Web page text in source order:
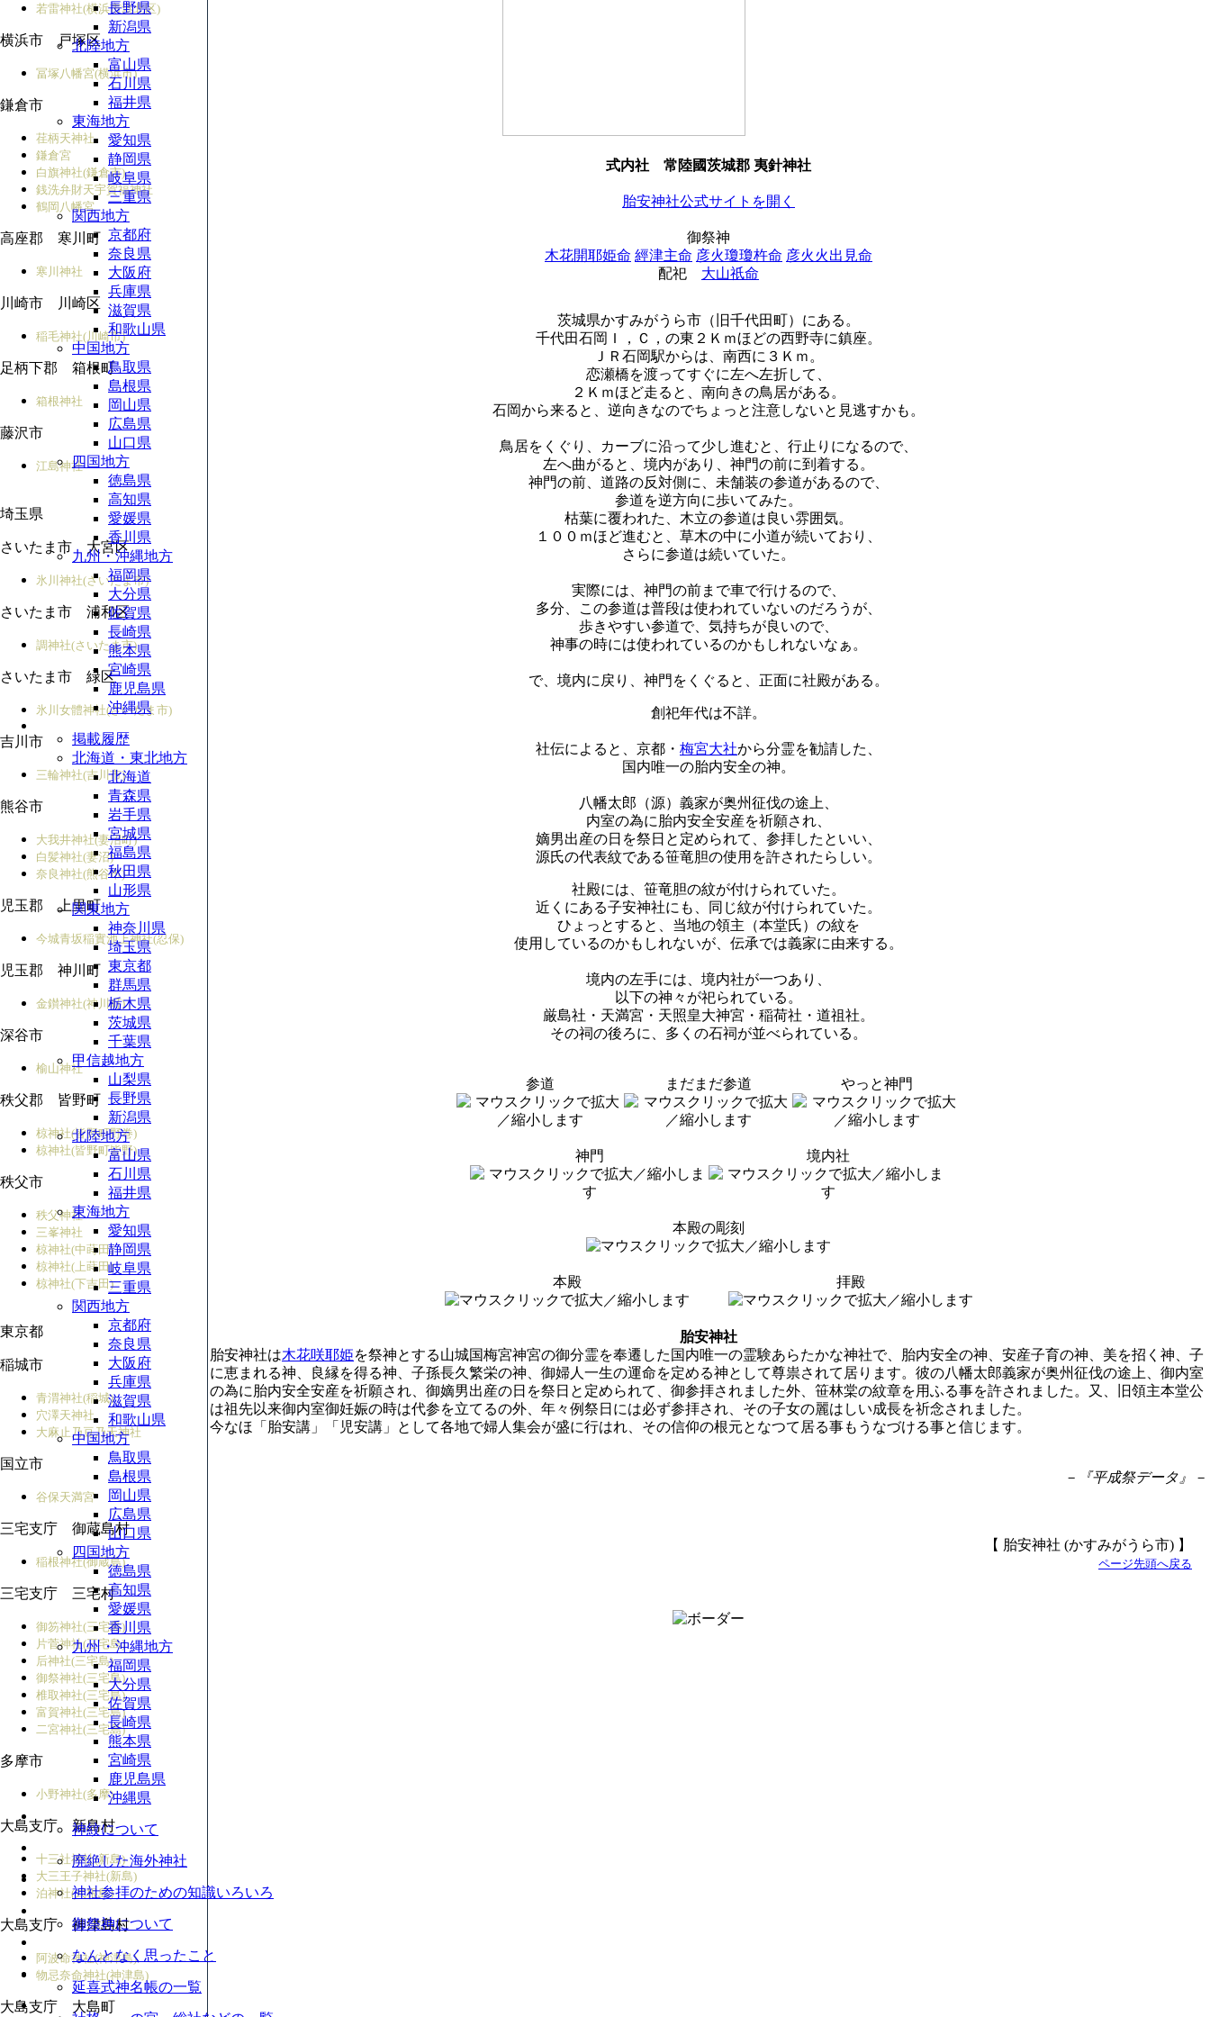
式内社 常陸國茨城郡 夷針神社
胎安神社公式サイトを開く
御祭神
木花開耶姫命 經津主命 彦火瓊瓊杵命 彦火火出見命
配祀 大山祇命
茨城県かすみがうら市（旧千代田町）にある。
千代田石岡Ｉ，Ｃ，の東２Ｋｍほどの西野寺に鎮座。
ＪＲ石岡駅からは、南西に３Ｋｍ。
恋瀬橋を渡ってすぐに左へ左折して、
２Ｋｍほど走ると、南向きの鳥居がある。
石岡から来ると、逆向きなのでちょっと注意しないと見逃すかも。
鳥居をくぐり、カーブに沿って少し進むと、行止りになるので、
左へ曲がると、境内があり、神門の前に到着する。
神門の前、道路の反対側に、未舗装の参道があるので、
参道を逆方向に歩いてみた。
枯葉に覆われた、木立の参道は良い雰囲気。
１００ｍほど進むと、草木の中に小道が続いており、
さらに参道は続いていた。
実際には、神門の前まで車で行けるので、
多分、この参道は普段は使われていないのだろうが、
歩きやすい参道で、気持ちが良いので、
神事の時には使われているのかもしれないなぁ。
で、境内に戻り、神門をくぐると、正面に社殿がある。
創祀年代は不詳。
社伝によると、京都・ 梅宮大社から分霊を勧請した、
国内唯一の胎内安全の神。
八幡太郎（源）義家が奥州征伐の途上、
内室の為に胎内安全安産を祈願され、
嫡男出産の日を祭日と定められて、参拝したといい、
源氏の代表紋である笹竜胆の使用を許されたらしい。
社殿には、笹竜胆の紋が付けられていた。
近くにある子安神社にも、同じ紋が付けられていた。
ひょっとすると、当地の領主（本堂氏）の紋を
使用しているのかもしれないが、伝承では義家に由来する。
境内の左手には、境内社が一つあり、
以下の神々が祀られている。
厳島社・天満宮・天照皇大神宮・稲荷社・道祖社。
その祠の後ろに、多くの石祠が並べられている。
参道 まだまだ参道 やっと神門
神門 境内社
本殿の彫刻
本殿 拝殿
胎安神社
胎安神社は木花咲耶姫を祭神とする山城国梅宮神宮の御分霊を奉遷した国内唯一の霊験あらたかな神社で、胎内安全の神、安産子育の神、美を招く神、子
に恵まれる神、良縁を得る神、子孫長久繁栄の神、御婦人一生の運命を定める神として尊祟されて居ります。彼の八幡太郎義家が奥州征伐の途上、御内室
の為に胎内安全安産を祈願され、御嫡男出産の日を祭日と定められて、御参拝されました外、笹林棠の紋章を用ふる事を許されました。又、旧領主本堂公
は祖先以来御内室御妊娠の時は代参を立てるの外、年々例祭日には必ず参拝され、その子女の麗はしい成長を祈念されました。
今なほ「胎安講」「児安講」として各地で婦人集会が盛に行はれ、その信仰の根元となつて居る事もうなづける事と信じます。
－『平成祭データ』－
【 胎安神社 (かすみがうら市) 】
ページ先頭へ戻る
若雷神社(横浜市港北区)
横浜市 戸塚区
冨塚八幡宮(横浜市)
鎌倉市
荏柄天神社
鎌倉宮
白旗神社(鎌倉市)
銭洗弁財天宇賀福神社
鶴岡八幡宮
高座郡 寒川町
寒川神社
川崎市 川崎区
稲毛神社(川崎市)
足柄下郡 箱根町
箱根神社
藤沢市
江島神社
埼玉県
さいたま市 大宮区
氷川神社(さいたま市)
さいたま市 浦和区
調神社(さいたま市)
さいたま市 緑区
氷川女體神社(さいたま市)
吉川市
三輪神社(吉川市)
熊谷市
大我井神社(妻沼町)
白髪神社(妻沼)
奈良神社(熊谷市)
児玉郡 上里町
今城青坂稲實池上神社(忍保)
児玉郡 神川町
金鑚神社(神川町)
深谷市
榆山神社
秩父郡 皆野町
椋神社(皆野町野巻)
椋神社(皆野町皆野)
秩父市
秩父神社
三峯神社
椋神社(中蒔田)
椋神社(上蒔田)
椋神社(下吉田)
東京都
稲城市
青渭神社(稲城)
穴澤天神社
大麻止乃豆乃天神社
国立市
谷保天満宮
三宅支庁 御蔵島村
稲根神社(御蔵島)
三宅支庁 三宅村
御笏神社(三宅島)
片菅神社(三宅島)
后神社(三宅島)
御祭神社(三宅島)
椎取神社(三宅島)
富賀神社(三宅島)
二宮神社(三宅島)
多摩市
小野神社(多摩)
大島支庁 新島村
十三社神社(新島)
大三王子神社(新島)
泊神社(式根島)
大島支庁 神津島村
阿波命神社(神津島)
物忌奈命神社(神津島)
大島支庁 大島町
長野県
新潟県
北陸地方
富山県
石川県
福井県
東海地方
愛知県
静岡県
岐阜県
三重県
関西地方
京都府
奈良県
大阪府
兵庫県
滋賀県
和歌山県
中国地方
鳥取県
島根県
岡山県
広島県
山口県
四国地方
徳島県
高知県
愛媛県
香川県
九州・沖縄地方
福岡県
大分県
佐賀県
長崎県
熊本県
宮崎県
鹿児島県
沖縄県
掲載履歴
北海道・東北地方
北海道
青森県
岩手県
宮城県
福島県
秋田県
山形県
関東地方
神奈川県
埼玉県
東京都
群馬県
栃木県
茨城県
千葉県
甲信越地方
山梨県
長野県
新潟県
北陸地方
富山県
石川県
福井県
東海地方
愛知県
静岡県
岐阜県
三重県
関西地方
京都府
奈良県
大阪府
兵庫県
滋賀県
和歌山県
中国地方
鳥取県
島根県
岡山県
広島県
山口県
四国地方
徳島県
高知県
愛媛県
香川県
九州・沖縄地方
福岡県
大分県
佐賀県
長崎県
熊本県
宮崎県
鹿児島県
沖縄県
神紋について
廃絶した海外神社
神社参拝のための知識いろいろ
御祭神について
なんとなく思ったこと
延喜式神名帳の一覧